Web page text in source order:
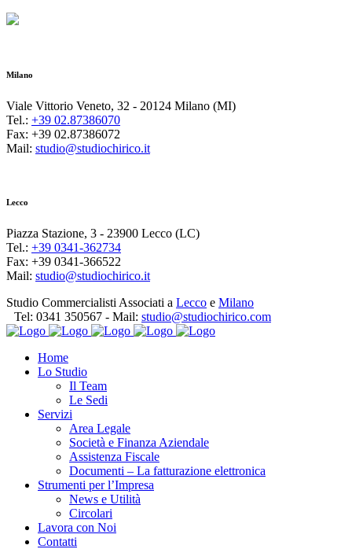
Milano
Viale Vittorio Veneto, 32 - 20124 Milano (MI)
Tel.: +39 02.87386070
Fax: +39 02.87386072
Mail: studio@studiochirico.it
Lecco
Piazza Stazione, 3 - 23900 Lecco (LC)
Tel.: +39 0341-362734
Fax: +39 0341-366522
Mail: studio@studiochirico.it
Studio Commercialisti Associati a Lecco e Milano
Tel: 0341 350567 - Mail: studio@studiochirico.com
Home
Lo Studio
Il Team
Le Sedi
Servizi
Area Legale
Società e Finanza Aziendale
Assistenza Fiscale
Documenti – La fatturazione elettronica
Strumenti per l’Impresa
News e Utilità
Circolari
Lavora con Noi
Contatti